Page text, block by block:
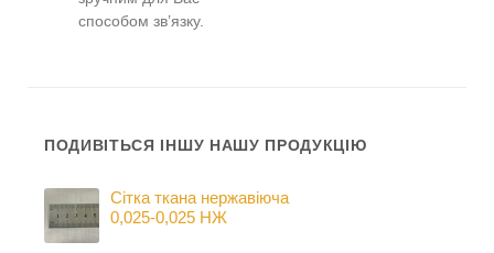
способом зв’язку.
ПОДИВІТЬСЯ ІНШУ НАШУ ПРОДУКЦІЮ
Сітка ткана нержавіюча
0,025-0,025 НЖ